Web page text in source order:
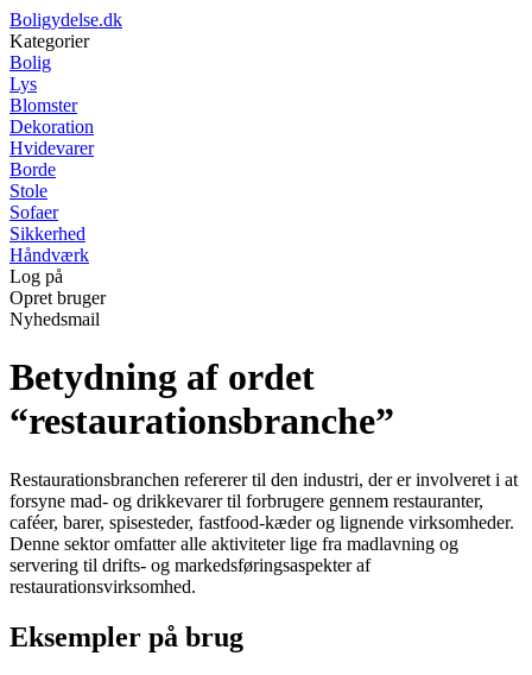
Boligydelse.dk
Kategorier
Bolig
Lys
Blomster
Dekoration
Hvidevarer
Borde
Stole
Sofaer
Sikkerhed
Håndværk
Log på
Opret bruger
Nyhedsmail
Betydning af ordet
“restaurationsbranche”
Restaurationsbranchen refererer til den industri, der er involveret i at
forsyne mad- og drikkevarer til forbrugere gennem restauranter,
caféer, barer, spisesteder, fastfood-kæder og lignende virksomheder.
Denne sektor omfatter alle aktiviteter lige fra madlavning og
servering til drifts- og markedsføringsaspekter af
restaurationsvirksomhed.
Eksempler på brug